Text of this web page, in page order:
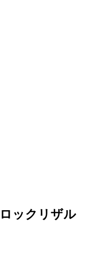
ックリザル